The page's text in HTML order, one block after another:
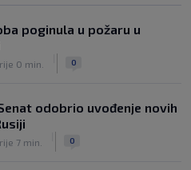
je i šta radi (VIDEO)
prije 5 h
poginula u požaru u
0 min. 0
odobrio uvođenje novih
7 min. 0